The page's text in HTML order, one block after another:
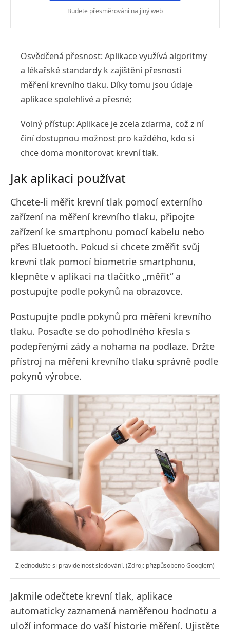
Budete přesměrováni na jiný web
Osvědčená přesnost: Aplikace využívá algoritmy
a lékařské standardy k zajištění přesnosti
měření krevního tlaku. Díky tomu jsou údaje
aplikace spolehlivé a přesné;
Volný přístup: Aplikace je zcela zdarma, což z ní
činí dostupnou možnost pro každého, kdo si
chce doma monitorovat krevní tlak.
Jak aplikaci používat
Chcete-li měřit krevní tlak pomocí externího
zařízení na měření krevního tlaku, připojte
zařízení ke smartphonu pomocí kabelu nebo
přes Bluetooth. Pokud si chcete změřit svůj
krevní tlak pomocí biometrie smartphonu,
klepněte v aplikaci na tlačítko „měřit“ a
postupujte podle pokynů na obrazovce.
Postupujte podle pokynů pro měření krevního
tlaku. Posaďte se do pohodlného křesla s
podepřenými zády a nohama na podlaze. Držte
přístroj na měření krevního tlaku správně podle
pokynů výrobce.
Zjednodušte si pravidelnost sledování. (Zdroj: přizpůsobeno Googlem)
Jakmile odečtete krevní tlak, aplikace
automaticky zaznamená naměřenou hodnotu a
uloží informace do vaší historie měření. Ujistěte